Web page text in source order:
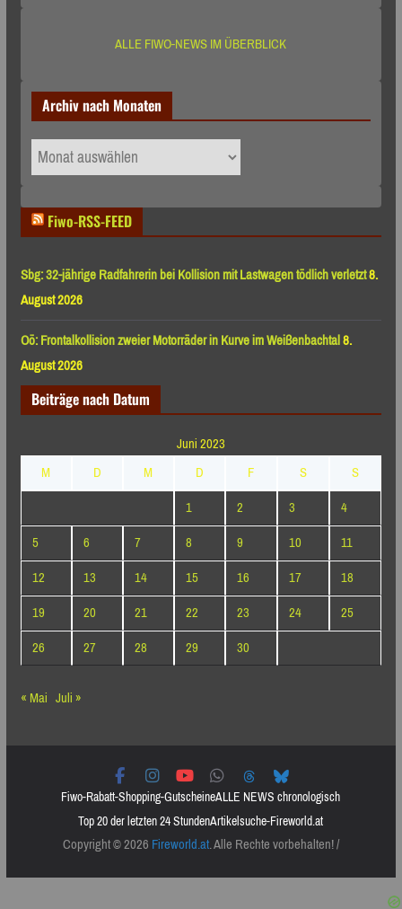
ALLE FIWO-NEWS IM ÜBERBLICK
Archiv nach Monaten
Archiv
nach
Fiwo-RSS-FEED
Sbg: 32-jährige Radfahrerin bei Kollision mit Lastwagen tödlich verletzt8.
August 2026
Oö: Frontalkollision zweier Motorräder in Kurve im Weißenbachtal8.
August 2026
Beiträge nach Datum
Juni 2023
M
D M D F S
S
1
2 3
4
5
6 7 8 9 10
11
12
13 14 15 16 17
18
19
20 21 22 23 24
25
26
27 28 29
30
« Mai Juli »
Fiwo-Rabatt-Shopping-GutscheineALLE NEWS chronologisch
Top 20 der letzten 24 StundenArtikelsuche-Fireworld.at
Copyright © 2026Fireworld.at. Alle Rechte vorbehalten! /